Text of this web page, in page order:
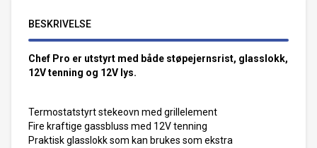
BESKRIVELSE
Chef Pro er utstyrt med både støpejernsrist, glasslokk,
12V tenning og 12V lys.
Termostatstyrt stekeovn med grillelement
Fire kraftige gassbluss med 12V tenning
Praktisk glasslokk som kan brukes som ekstra